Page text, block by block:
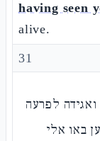
having seen
alive.
31
לפרעה
באו אלי